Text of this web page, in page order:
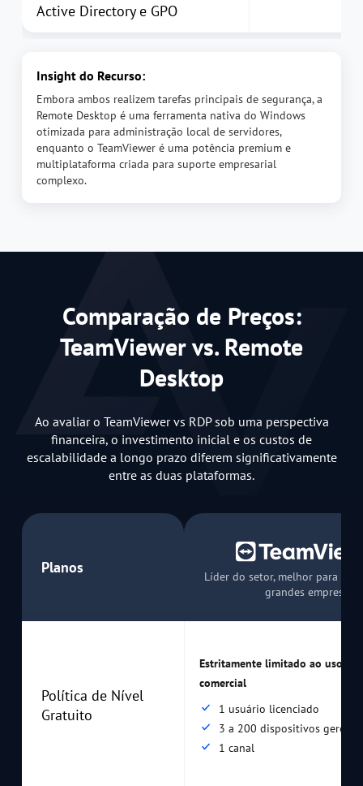
Active Directory e GPO
Insight do Recurso:
Embora ambos realizem tarefas principais de segurança, a
Remote Desktop é uma ferramenta nativa do Windows
otimizada para administração local de servidores,
enquanto o TeamViewer é uma potência premium e
multiplataforma criada para suporte empresarial
complexo.
Comparação de Preços:
TeamViewer vs. Remote
Desktop
Ao avaliar o TeamViewer vs RDP sob uma perspectiva
financeira, o investimento inicial e os custos de
escalabilidade a longo prazo diferem significativamente
entre as duas plataformas.
Planos
Líder do setor, melhor para
grandes empresas
Política de Nível
Gratuito
Estritamente limitado ao uso
comercial
1 usuário licenciado
3 a 200 dispositivos
1 canal